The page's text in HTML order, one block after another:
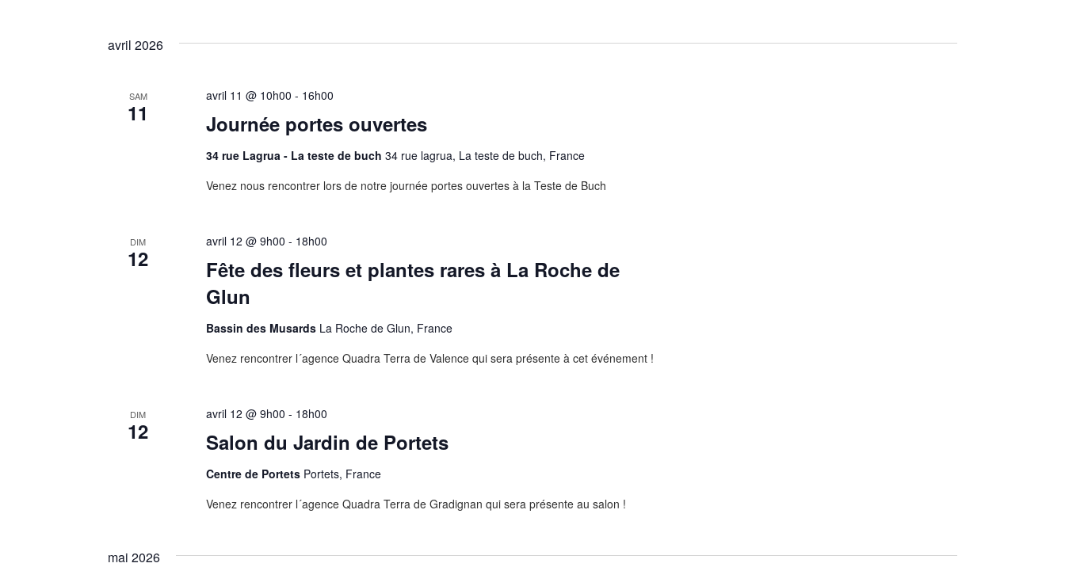
avril 2026
SAM
11 Journée portes ouvertes
avril 11 @ 10h00 - 16h00
34 rue Lagrua - La teste de buch34 rue lagrua, La teste de buch, France
Venez nous rencontrer lors de notre journée portes ouvertes à la Teste de Buch
DIM
12
Fête des fleurs et plantes rares à La Roche de
Glun
avril 12 @ 9h00 - 18h00
Bassin des Musards La Roche de Glun, France
Venez rencontrer l´agence Quadra Terra de Valence qui sera présente à cet événement !
DIM
12 Salon du Jardin de Portets
avril 12 @ 9h00 - 18h00
Centre de Portets Portets, France
Venez rencontrer l´agence Quadra Terra de Gradignan qui sera présente au salon !
mai 2026